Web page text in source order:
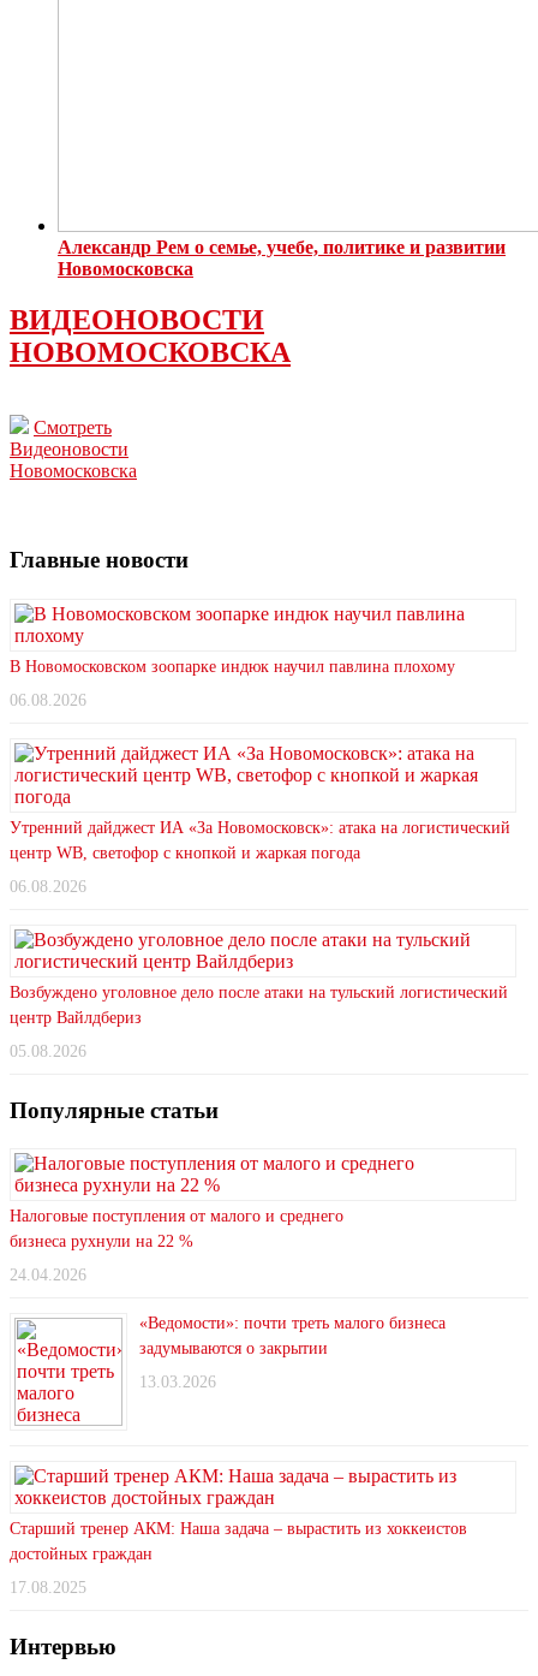
Александр Рем о семье, учебе, политике и развитии
Новомосковска
ВИДЕОНОВОСТИ
НОВОМОСКОВСКА
Смотреть
Видеоновости
Новомосковска
Главные новости
В Новомосковском зоопарке индюк научил павлина плохому
06.08.2026
Утренний дайджест ИА «За Новомосковск»: атака на логистический
центр WB, светофор с кнопкой и жаркая погода
06.08.2026
Возбуждено уголовное дело после атаки на тульский логистический
центр Вайлдбериз
05.08.2026
Популярные статьи
Налоговые поступления от малого и среднего
бизнеса рухнули на 22 %
24.04.2026
«Ведомости»: почти треть малого бизнеса
задумываются о закрытии
13.03.2026
Старший тренер АКМ: Наша задача – вырастить из хоккеистов
достойных граждан
17.08.2025
Интервью